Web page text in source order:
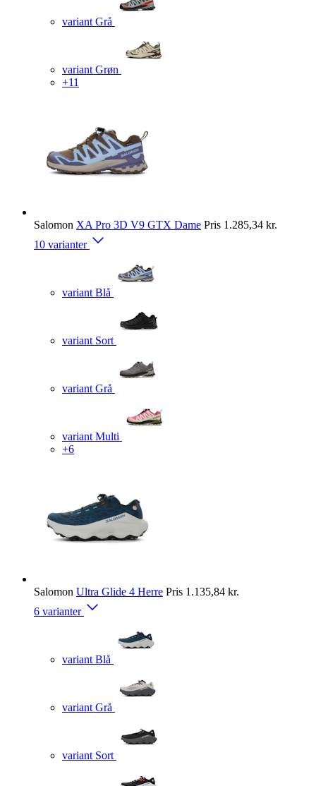
variant Grå
variant Grøn
+11
Salomon XA Pro 3D V9 GTX Dame Pris 1.285,34 kr.
10 varianter
variant Blå
variant Sort
variant Grå
variant Multi
+6
Salomon Ultra Glide 4 Herre Pris 1.135,84 kr.
6 varianter
variant Blå
variant Grå
variant Sort